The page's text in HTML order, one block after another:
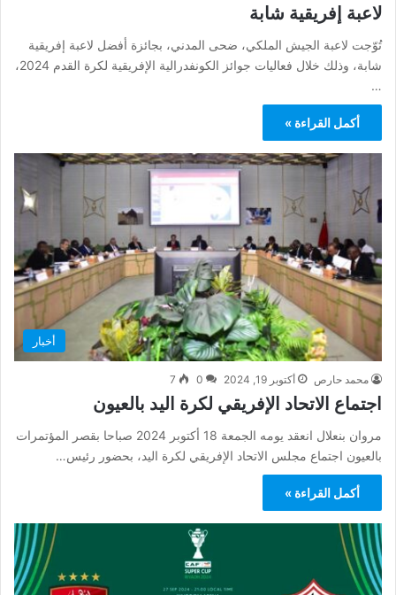
لاعبة إفريقية شابة
تُوّجت لاعبة الجيش الملكي، ضحى المدني، بجائزة أفضل لاعبة إفريقية
شابة، وذلك خلال فعاليات جوائز الكونفدرالية الإفريقية لكرة القدم 2024،
…
أكمل القراءة »
أخبار
محمد حارص أكتوبر 19, 2024 0
7
اجتماع الاتحاد الإفريقي لكرة اليد بالعيون
مروان بنعلال انعقد يومه الجمعة 18 أكتوبر 2024 صباحا بقصر المؤتمرات
بالعيون اجتماع مجلس الاتحاد الإفريقي لكرة اليد، بحضور رئيس…
أكمل القراءة »